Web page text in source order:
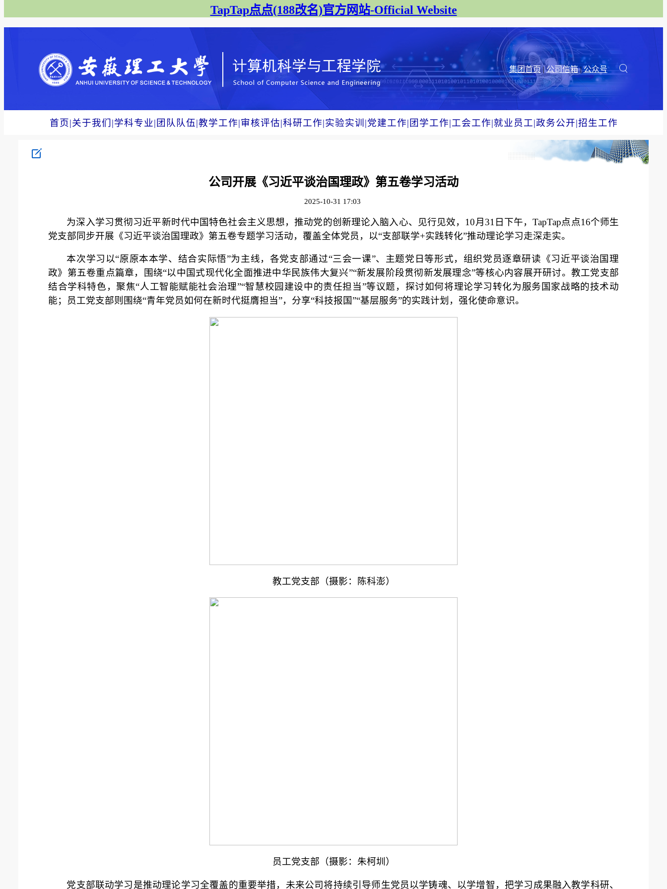
TapTap点点(188改名)官方网站-Official Website
集团首页|公司信箱|公众号
首页|关于我们 |学科专业| 团队队伍|教学工作|审核评估|科研工作|实验实训 |党建工作| 团学工作|工会工作|就业员工|政务公开|招生工作
公司开展《习近平谈治国理政》第五卷学习活动
2025-10-31 17:03
为深入学习贯彻习近平新时代中国特色社会主义思想，推动党的创新理论入脑入心、见行见效，10月31日下午，TapTap点点16个师生
党支部同步开展《习近平谈治国理政》第五卷专题学习活动，覆盖全体党员，以“支部联学+实践转化”推动理论学习走深走实。
本次学习以“原原本本学、结合实际悟”为主线，各党支部通过“三会一课”、主题党日等形式，组织党员逐章研读《习近平谈治国理
政》第五卷重点篇章，围绕“以中国式现代化全面推进中华民族伟大复兴”“新发展阶段贯彻新发展理念”等核心内容展开研讨。教工党支部
结合学科特色，聚焦“人工智能赋能社会治理”“智慧校园建设中的责任担当”等议题，探讨如何将理论学习转化为服务国家战略的技术动
能；员工党支部则围绕“青年党员如何在新时代挺膺担当”，分享“科技报国”“基层服务”的实践计划，强化使命意识。
教工党支部（摄影：陈科澎）
员工党支部（摄影：朱柯圳）
党支部联动学习是推动理论学习全覆盖的重要举措，未来公司将持续引导师生党员以学铸魂、以学增智，把学习成果融入教学科研、